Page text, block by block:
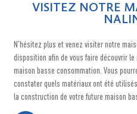
VISITEZ NOTRE
N’hésitez plus et venez visiter notre
disposition afin de vous faire découvrir
maison basse consommation. Vous
constater quels matériaux ont été
la construction de votre future maison